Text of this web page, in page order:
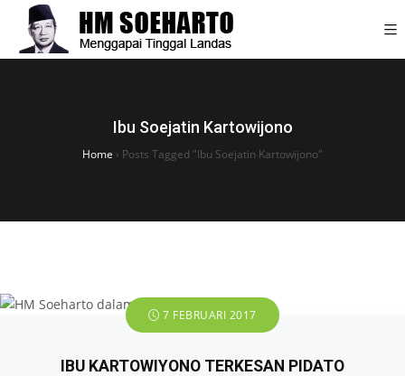
Ibu Soejatin Kartowijono
Home › Posts Tagged "Ibu Soejatin Kartowijono"
7 FEBRUARI 2017
IBU KARTOWIYONO TERKESAN PIDATO